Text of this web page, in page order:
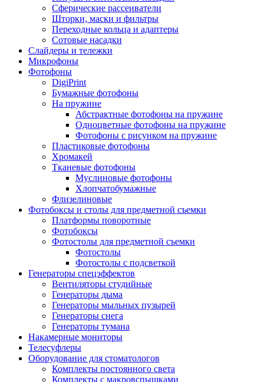
Сферические рассеиватели
Шторки, маски и фильтры
Переходные кольца и адаптеры
Сотовые насадки
Слайдеры и тележки
Микрофоны
Фотофоны
DigiPrint
Бумажные фотофоны
На пружине
Абстрактные фотофоны на пружине
Одноцветные фотофоны на пружине
Фотофоны с рисунком на пружине
Пластиковые фотофоны
Хромакей
Тканевые фотофоны
Муслиновые фотофоны
Хлопчатобумажные
Флизелиновые
Фотобоксы и столы для предметной съемки
Платформы поворотные
Фотобоксы
Фотостолы для предметной съемки
Фотостолы
Фотостолы с подсветкой
Генераторы спецэффектов
Вентиляторы студийные
Генераторы дыма
Генераторы мыльных пузырей
Генераторы снега
Генераторы тумана
Накамерные мониторы
Телесуфлеры
Оборудование для стоматологов
Комплекты постоянного света
Комплекты с макровспышками